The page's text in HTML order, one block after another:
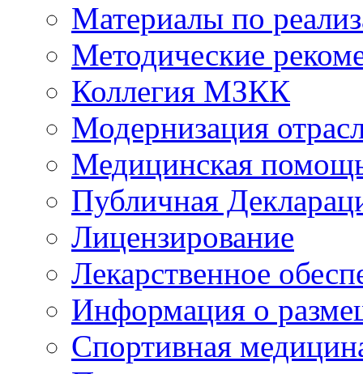
Материалы по
Методические
Коллегия МЗКК
Модернизация
Медицинская
Публичная
Лицензирование
Лекарственное
Информация о
Спортивная